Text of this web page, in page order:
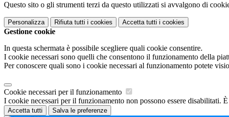
Questo sito o gli strumenti terzi da questo utilizzati si avvalgono di
Personalizza Rifiuta tutti i cookies Accetta tutti i cookies
Gestione cookie
In questa schermata è possibile scegliere quali cookie consentire.
I cookie necessari sono quelli che consentono il funzionamento della
Per conoscere quali sono i cookie necessari al funzionamento potete
Cookie necessari per il funzionamento
I cookie necessari per il funzionamento non possono essere disabilitati.
Accetta tutti Salva le preferenze